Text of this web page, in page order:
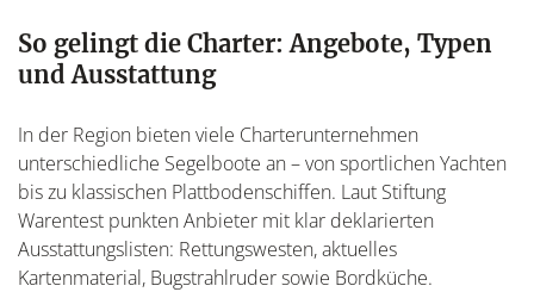
So gelingt die Charter: Angebote, Typen
und Ausstattung
In der Region bieten viele Charterunternehmen
unterschiedliche Segelboote an – von sportlichen Yachten
bis zu klassischen Plattbodenschiffen. Laut Stiftung
Warentest punkten Anbieter mit klar deklarierten
Ausstattungslisten: Rettungswesten, aktuelles
Kartenmaterial, Bugstrahlruder sowie Bordküche.